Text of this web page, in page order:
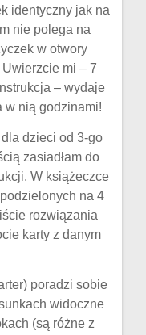
identyczny jak na
nie polega na
w otwory
mi – 7
– wydaje
w nią godzinami!
dzieci od 3-go
zasiadłam do
W książeczce
na 4
rozwiązania
karty z danym
poradzi sobie
widoczne
(są różne z